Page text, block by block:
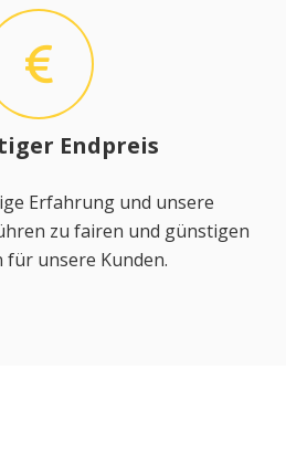
Endpreis
Erfahrung und unsere
zu fairen und günstigen
für unsere Kunden.